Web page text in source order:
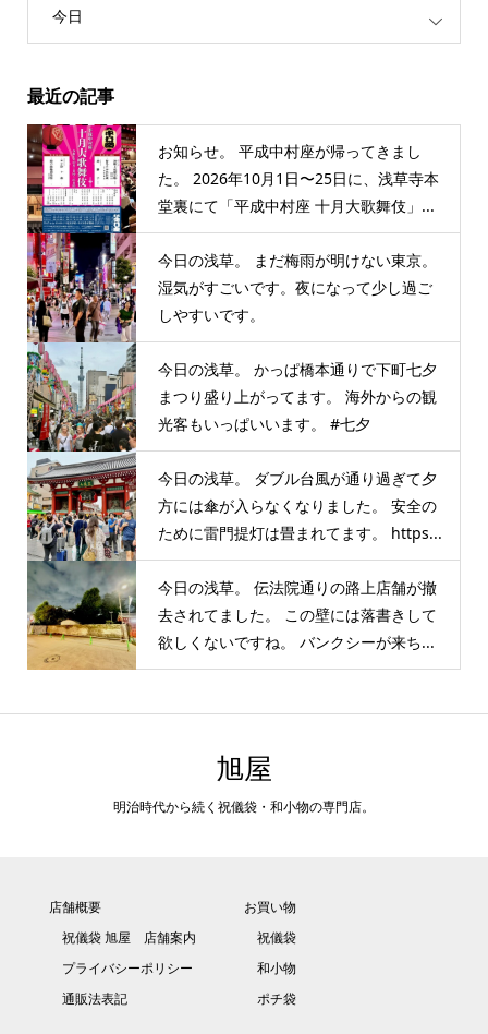
今日
最近の記事
お知らせ。 平成中村座が帰ってきまし
た。 2026年10月1日〜25日に、浅草寺本
堂裏にて「平成中村座 十月大歌舞伎」...
今日の浅草。 まだ梅雨が明けない東京。
湿気がすごいです。夜になって少し過ご
しやすいです。
今日の浅草。 かっぱ橋本通りで下町七夕
まつり盛り上がってます。 海外からの観
光客もいっぱいいます。 #七夕
今日の浅草。 ダブル台風が通り過ぎて夕
方には傘が入らなくなりました。 安全の
ために雷門提灯は畳まれてます。 https...
今日の浅草。 伝法院通りの路上店舗が撤
去されてました。 この壁には落書きして
欲しくないですね。 バンクシーが来ち...
旭屋
明治時代から続く祝儀袋・和小物の専門店。
店舗概要
祝儀袋 旭屋 店舗案内
プライバシーポリシー
通販法表記
お買い物
祝儀袋
和小物
ポチ袋